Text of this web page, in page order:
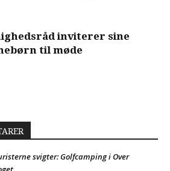
inviterer sine
til møde
svigter: Golfcamping i Over